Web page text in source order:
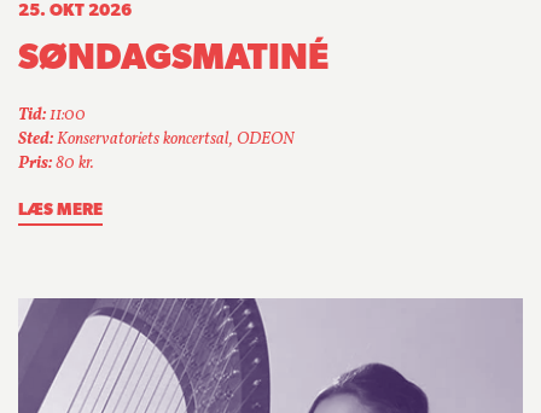
25. OKT 2026
SØNDAGSMATINÉ
Tid:11:00
Sted:Konservatoriets koncertsal, ODEON
Pris:80 kr.
LÆS MERE